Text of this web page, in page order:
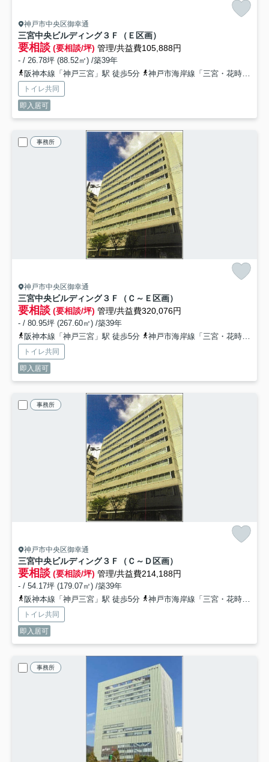
神戸市中央区御幸通
三宮中央ビルディング３Ｆ（Ｅ区画）
要相談 (要相談/坪) 管理/共益費105,888円
- / 26.78坪 (88.52㎡) /築39年
阪神本線「神戸三宮」駅 徒歩5分
神戸市海岸線「三宮・花時計前」駅 徒歩5分
トイレ共同
即入居可
事務所
神戸市中央区御幸通
三宮中央ビルディング３Ｆ（Ｃ～Ｅ区画）
要相談 (要相談/坪) 管理/共益費320,076円
- / 80.95坪 (267.60㎡) /築39年
阪神本線「神戸三宮」駅 徒歩5分
神戸市海岸線「三宮・花時計前」駅 徒歩5分
トイレ共同
即入居可
事務所
神戸市中央区御幸通
三宮中央ビルディング３Ｆ（Ｃ～Ｄ区画）
要相談 (要相談/坪) 管理/共益費214,188円
- / 54.17坪 (179.07㎡) /築39年
阪神本線「神戸三宮」駅 徒歩5分
神戸市海岸線「三宮・花時計前」駅 徒歩5分
トイレ共同
即入居可
事務所